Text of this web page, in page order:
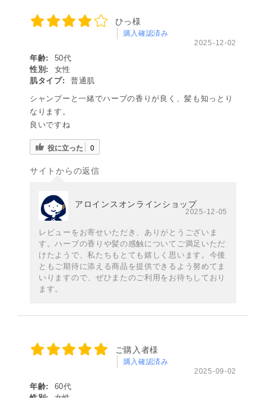
ひっ様
購入確認済み
2025-12-02
年齢:
50代
性別:
女性
肌タイプ:
普通肌
シャンプーと一緒でハーブの香りが良く、髪も知っとり
なります。
良いですね
役に立った 0
サイトからの返信
アロインスオンラインショップ
2025-12-05
レビューをお寄せいただき、ありがとうございま
す。ハーブの香りや髪の感触についてご満足いただ
けたようで、私たちもとても嬉しく思います。今後
ともご期待に添える商品を提供できるよう努めてま
いりますので、ぜひまたのご利用をお待ちしており
ます。
ご購入者様
購入確認済み
2025-09-02
年齢:
60代